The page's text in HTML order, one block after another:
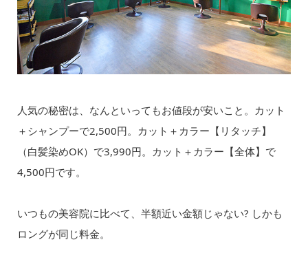
人気の秘密は、なんといってもお値段が安いこと。カット
＋シャンプーで2,500円。カット＋カラー【リタッチ】
（白髪染めOK）で3,990円。カット＋カラー【全体】で
4,500円です。
いつもの美容院に比べて、半額近い金額じゃない? しかも
ロングが同じ料金。